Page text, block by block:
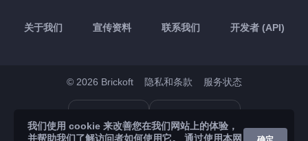
关于我们 宣传资料 联系我们 开发者 (API)
© 2026 Brickoft 隐私和条款 服务状态
我们使用 cookie 来改善您在我们网站上的体验，
并帮助我们了解访问者如何使用它。 通过使用本网